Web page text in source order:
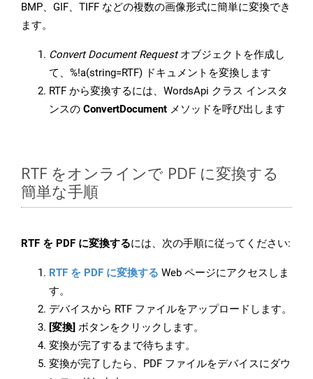
BMP、GIF、TIFF などの複数の画像形式に簡単に変換でき
ます。
Convert Document Requestオブジェクトを作成し
て、%!a(string=RTF) ドキュメントを変換します
RTF から変換するには、WordsApi クラス インスタ
ンスの ConvertDocument メソッドを呼び出します
RTF をオンラインで PDF に変換する
簡単な手順
RTF を PDF に変換するには、次の手順に従ってください:
RTF を PDF に変換する Web ページにアクセスしま
す。
デバイスから RTF ファイルをアップロードします。
[変換] ボタンをクリックします。
変換が完了するまで待ちます。
変換が完了したら、PDF ファイルをデバイスにダウ